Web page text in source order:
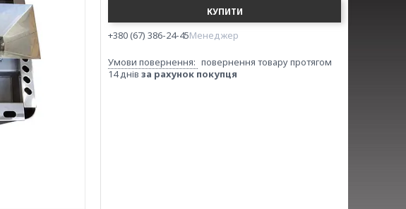
КУПИТИ
+380 (67) 386-24-45Менеджер
повернення товару протягом
14 днів за рахунок покупця